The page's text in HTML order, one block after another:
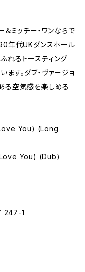
＆ミッチー・ワンならで
年代UKダンスホール
れるトースティング
す。ダブ・ヴァージョ
る空気感を楽しめる
You) (Long
You) (Dub)
247-1